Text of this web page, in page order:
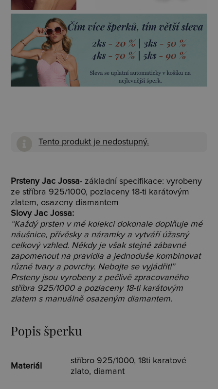
Tento produkt je nedostupný.
Prsteny Jac Jossa- základní specifikace: vyrobeny
ze stříbra 925/1000, pozlaceny 18-ti karátovým
zlatem, osazeny diamantem
Slovy Jac Jossa:
“Každý prsten v mé kolekci dokonale doplňuje mé
náušnice, přívěsky a náramky a vytváří úžasný
celkový vzhled. Někdy je však stejně zábavné
zapomenout na pravidla a jednoduše kombinovat
různé tvary a povrchy. Nebojte se vyjádřit!”
Prsteny jsou vyrobeny z pečlivě zpracovaného
stříbra 925/1000 a pozlaceny 18-ti karátovým
zlatem s manuálně osazeným diamantem.
Popis šperku
Materiál
stříbro 925/1000, 18ti karatové
zlato, diamant